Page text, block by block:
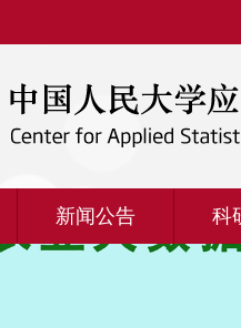
新闻公告 科